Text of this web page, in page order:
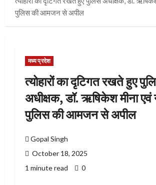
पुलिस की आमजन से अपील
मध्य प्रदेश
त्योहारों का दृटिगत रखते हुए
अधीक्षक, डॉ. ऋषिकेश मीना एवं
पुलिस की आमजन से अपील
Gopal Singh
October 18, 2025
1 minute read
0